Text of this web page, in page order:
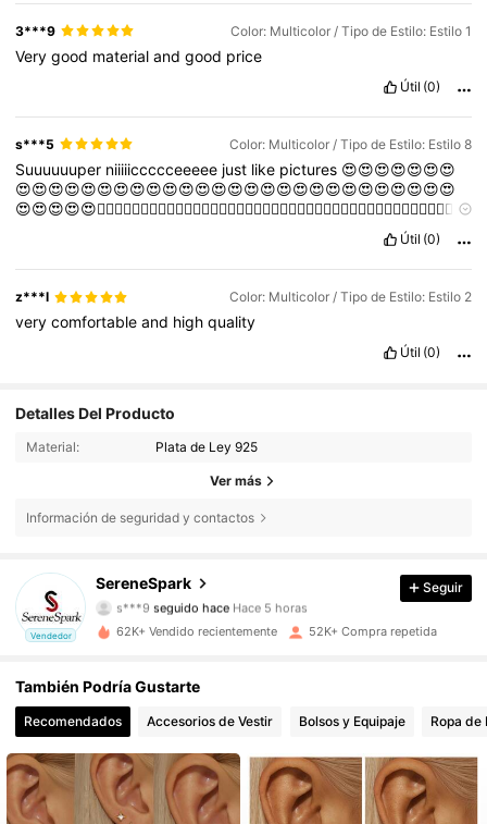
3***9 Color: Multicolor / Tipo de Estilo: Estilo 1
Verygood materialandgood price
Útil (0)
s***5 Color: Multicolor / Tipo de Estilo: Estilo 8
Suuuuuuper niiiiiccccceeeee just like pictures 😍😍😍😍😍😍😍
😍😍😍😍😍😍😍😍😍😍😍😍😍😍😍😍😍😍😍😍😍😍😍😍😍😍😍
😍😍😍😍😍👍🏻👍🏻👍🏻👍🏻👍🏻👍🏻👍🏻👍🏻👍🏻👍🏻👍🏻👍🏻👍🏻👍🏻👍🏻👍🏻👍🏻👍🏻👍🏻👍🏻👍🏻
Útil (0)
z***l Color: Multicolor / Tipo de Estilo: Estilo 2
verycomfortableand highquality
Útil (0)
Detalles Del Producto
Material: Plata de Ley 925
Ver más
Información de seguridad y contactos
Vendedor
SereneSpark
seguido hace
3***5 está navegando
4,88
51K Seguidores
4,88 51K Seguidores
4,88 51K Seguidores
Seguir
62K+ Vendido recientemente 52K+ Compra repetida
También Podría Gustarte
Recomendados Accesorios de Vestir Bolsos y Equipaje Ropa de